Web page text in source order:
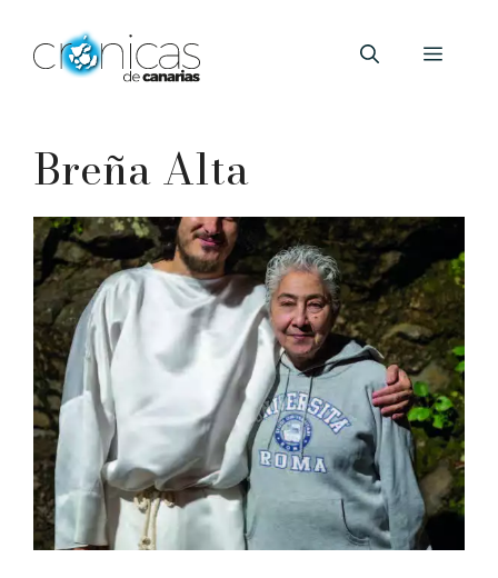
contenido
Menú
Breña Alta